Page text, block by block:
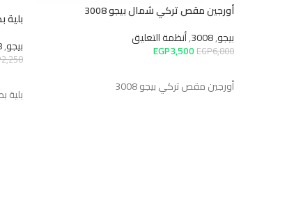
أورجين مقص تركي شمال بيجو 3008
بيجو,
3008
,أنظمة التعليق
EGP6,800
EGP3,500
أورجين مقص تركي بيجو 3008
بلية
بيجو,
2,250
بلية